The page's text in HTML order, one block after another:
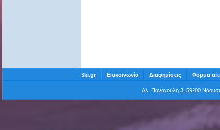
Ski.gr Επικοινωνία Διαφημίσεις Φόρμα
Αλ. Παναγούλη 3, 59200